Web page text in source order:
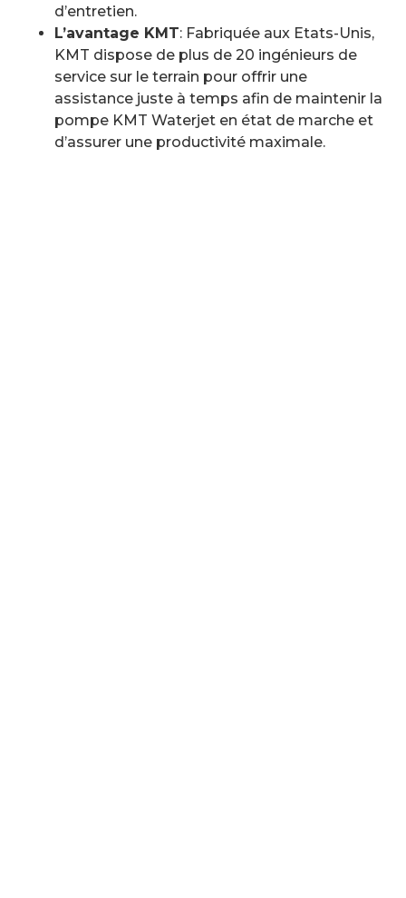
d’entretien.
L’avantage KMT: Fabriquée aux Etats-Unis,
KMT dispose de plus de 20 ingénieurs de
service sur le terrain pour offrir une
assistance juste à temps afin de maintenir la
pompe KMT Waterjet en état de marche et
d’assurer une productivité maximale.